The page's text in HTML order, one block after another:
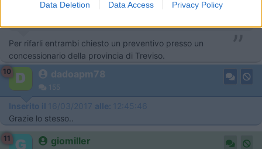
Data Deletion Data Access Privacy Policy
cifra per uno solo e mi sembra un pò tantino..
Per rifarli entrambi chiesto un preventivo presso un
concessionario della provincia di Treviso.
10 dadoapm78
155
Inserito il 16/03/2017 alle: 12:45:46
Grazie lo stesso..
11 giomiller